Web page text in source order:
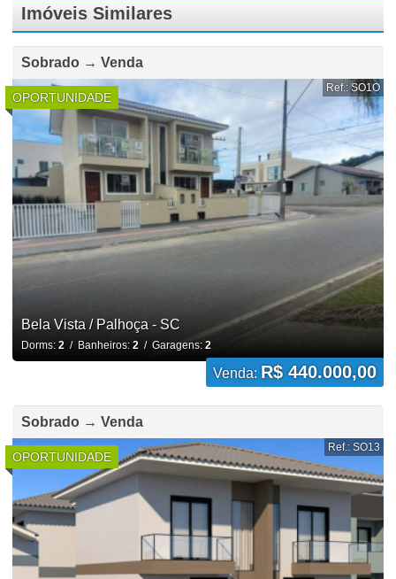
Imóveis Similares
Sobrado → Venda
OPORTUNIDADE
Ref.: SO1O
Bela Vista / Palhoça - SC
Dorms: 2/ Banheiros: 2/ Garagens: 2
Venda: R$ 440.000,00
Sobrado → Venda
OPORTUNIDADE
Ref.: SO13